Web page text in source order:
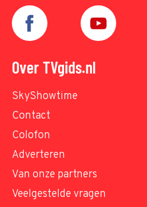
Over TVgids.nl
SkyShowtime
Contact
Colofon
Adverteren
Van onze partners
Veelgestelde vragen